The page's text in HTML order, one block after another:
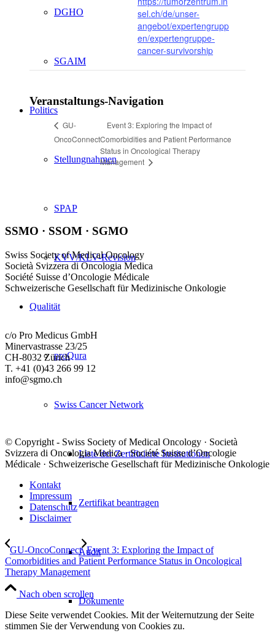
DGHO
SGAIM
Politics
Stellungnahmen
SPAP
KVV/KLV-Revision
Qualität
proQura
Swiss Cancer Network
Liste der Zertifizierte Institutionen
Zertifikat beantragen
Audit
Dokumente
sel.ch/de/unser-
angebot/expertengrupp
en/expertengruppe-
cancer-survivorship
Veranstaltungs-Navigation
GU-
OncoConnect
Event 3: Exploring the Impact of
Comorbidities and Patient Performance
Status in Oncological Therapy
Management
SSMO · SSOM · SGMO
Swiss Society of Medical Oncology
Società Svizzera di Oncologia Medica
Société Suisse d’Oncologie Médicale
Schweizerische Gesellschaft für Medizinische Onkologie
c/o Pro Medicus GmbH
Minervastrasse 23/25
CH-8032 Zürich
T. +41 (0)43 266 99 12
info@sgmo.ch
© Copyright - Swiss Society of Medical Oncology · Società
Svizzera di Oncologia Medica · Société Suisse d’Oncologie
Médicale · Schweizerische Gesellschaft für Medizinische Onkologie
Kontakt
Impressum
Datenschutz
Disclaimer
GU-OncoConnect Event 3: Exploring the Impact of
Comorbidities and Patient Performance Status in Oncological
Therapy Management
Nach oben scrollen
Diese Seite verwendet Cookies. Mit der Weiternutzung der Seite
stimmen Sie der Verwendung von Cookies zu.